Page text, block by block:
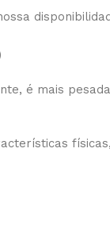
é mais